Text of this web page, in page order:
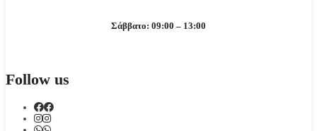
Σάββατο: 09:00 – 13:00
Follow us